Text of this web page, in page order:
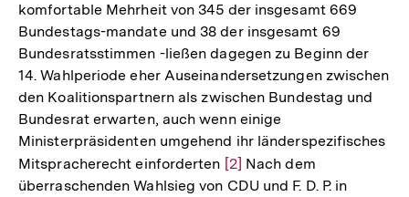
Auflösung
der
Fußnote
komfortable Mehrheit von 345 der insgesamt 669
Bundestags-mandate und 38 der insgesamt 69
Bundesratsstimmen -ließen dagegen zu Beginn der
14. Wahlperiode eher Auseinandersetzungen zwischen
den Koalitionspartnern als zwischen Bundestag und
Bundesrat erwarten, auch wenn einige
Ministerpräsidenten umgehend ihr länderspezifisches
Mitspracherecht einforderten Zur
Auflösung
[2] Nach dem
überraschenden Wahlsieg von CDU und F. D. P. in